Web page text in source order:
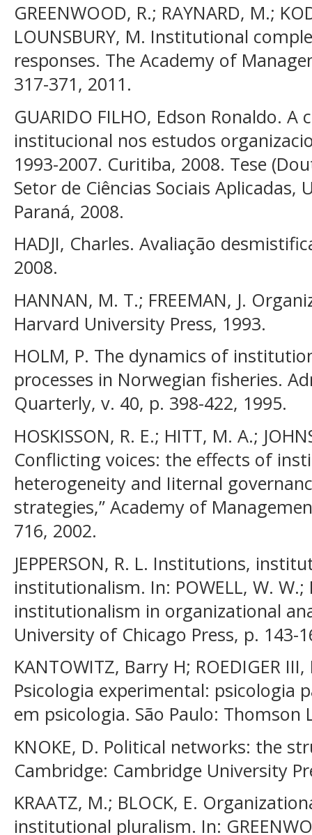
GREENWOOD, R.; RAYNARD, M.;
LOUNSBURY, M. Institutional
responses. The Academy of
317-371, 2011.
GUARIDO FILHO, Edson Ronaldo.
institucional nos estudos
1993-2007. Curitiba, 2008. Tese
Setor de Ciências Sociais Aplicadas,
Paraná, 2008.
HADJI, Charles. Avaliação
2008.
HANNAN, M. T.; FREEMAN, J.
Harvard University Press, 1993.
HOLM, P. The dynamics of
processes in Norwegian fisheries.
Quarterly, v. 40, p. 398-422, 1995.
HOSKISSON, R. E.; HITT, M. A.;
Conflicting voices: the effects of
heterogeneity and Iiternal
strategies,” Academy of
716, 2002.
JEPPERSON, R. L. Institutions,
institutionalism. In: POWELL, W. W.;
institutionalism in organizational
University of Chicago Press, p. 143-
KANTOWITZ, Barry H; ROEDIGER
Psicologia experimental: psicologia
em psicologia. São Paulo: Thomson
KNOKE, D. Political networks: the
Cambridge: Cambridge University
KRAATZ, M.; BLOCK, E.
institutional pluralism. In: